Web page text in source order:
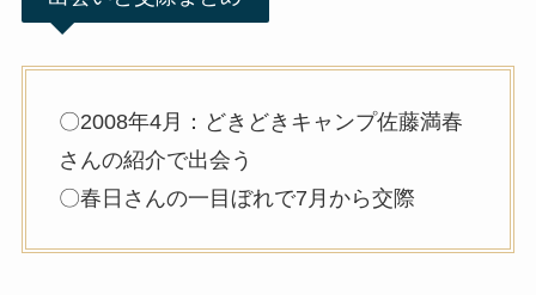
〇2008年4月：どきどきキャンプ佐藤満春
さんの紹介で出会う
〇春日さんの一目ぼれで7月から交際